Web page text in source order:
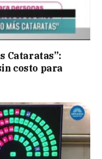
Cataratas”:
costo para